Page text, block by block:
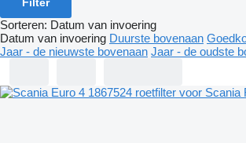
Sorteren: Datum van invoering
Datum van invoering Duurste bovenaan
Jaar - de nieuwste bovenaan Jaar - de oudste